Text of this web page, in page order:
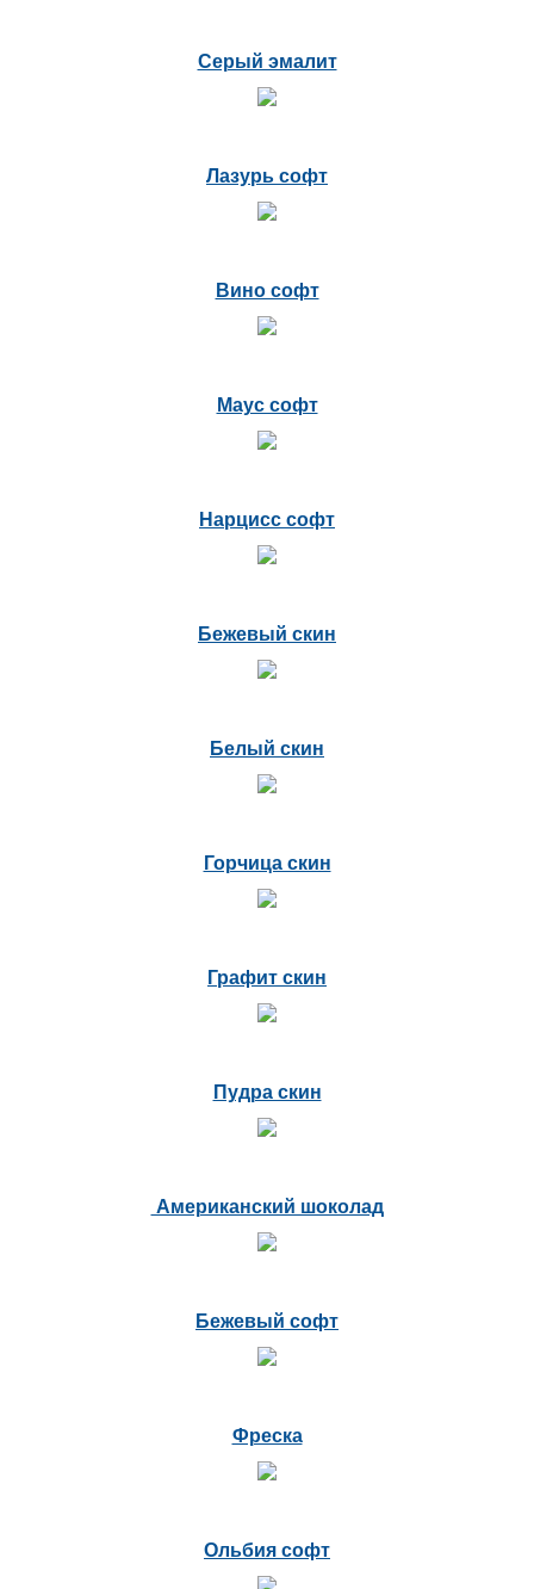
Серый эмалит
Лазурь софт
Вино софт
Маус софт
Нарцисс софт
Бежевый скин
Белый скин
Горчица скин
Графит скин
Пудра скин
Американский шоколад
Бежевый софт
Фреска
Ольбия софт